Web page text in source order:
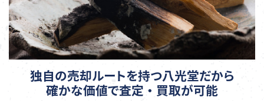
独自の売却ルートを持つ八光堂だから
確かな価値で査定 ・ 買取が可能